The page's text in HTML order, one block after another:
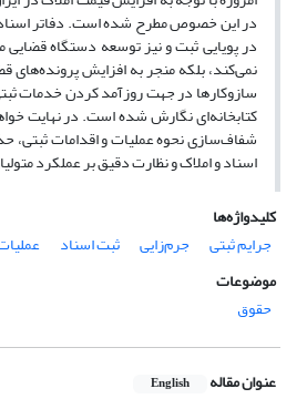
در این خصوص مطرح شده است. دفاتر اسناد
در پویایی ثبت و نیز توسعه دستگاه قضایی
نمی‌کند، بلکه منجر به افزایش
سازوکارها در جهت‌ روزآمد کردن خدمات
کتابخانه‌ای نگارش شده است. در نهایت
شفاف‌سازی نحوه عملیات و اقدامات ثبتی‌،
اسناد و املاک و نظارت دقیق‌ بر عملکرد
کلیدواژه‌ها
جرایم ثبتی
جرم‌زایی ثبت اسناد
موضوعات
حقوق
عنوان مقاله English